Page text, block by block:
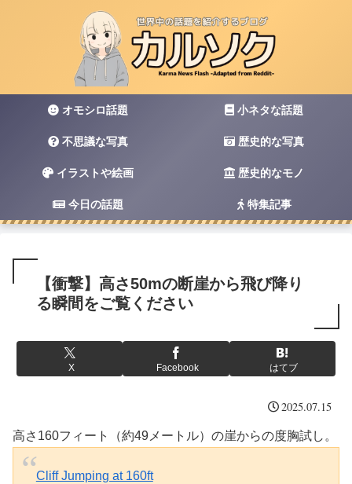
オモシロ話題 小ネタな話題
不思議な写真 歴史的な写真
イラストや絵画 歴史的なモノ
今日の話題 特集記事
【衝撃】高さ50mの断崖から飛び降り
る瞬間をご覧ください
X Facebook はてブ
2025.07.15
高さ160フィート（約49メートル）の崖からの度胸試し。
Cliff Jumping at 160ft